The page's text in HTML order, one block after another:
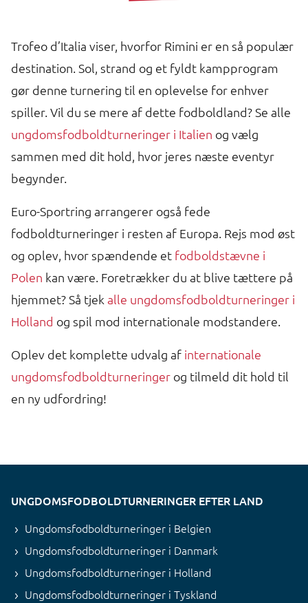
Trofeo d’Italia viser, hvorfor Rimini er en så populær
destination. Sol, strand og et fyldt kampprogram
gør denne turnering til en oplevelse for enhver
spiller. Vil du se mere af dette fodboldland? Se alle
ungdomsfodboldturneringer i Italien og vælg
sammen med dit hold, hvor jeres næste eventyr
begynder.
Euro-Sportring arrangerer også fede
fodboldturneringer i resten af Europa. Rejs mod øst
og oplev, hvor spændende et fodboldstævne i
Polen kan være. Foretrækker du at blive tættere på
hjemmet? Så tjek alle ungdomsfodboldturneringer i
Holland og spil mod internationale modstandere.
Oplev det komplette udvalg af internationale
ungdomsfodboldturneringer og tilmeld dit hold til
en ny udfordring!
UNGDOMSFODBOLDTURNERINGER EFTER LAND
Ungdomsfodboldturneringer i Belgien
Ungdomsfodboldturneringer i Danmark
Ungdomsfodboldturneringer i Holland
Ungdomsfodboldturneringer i Tyskland